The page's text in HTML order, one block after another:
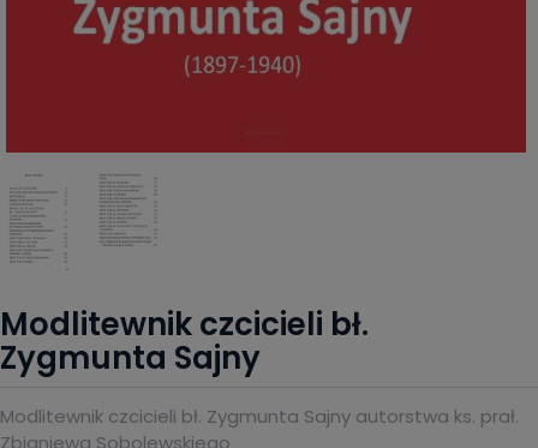
Modlitewnik czcicieli bł.
Zygmunta Sajny
Modlitewnik czcicieli bł. Zygmunta Sajny autorstwa ks. prał.
Zbigniewa Sobolewskiego